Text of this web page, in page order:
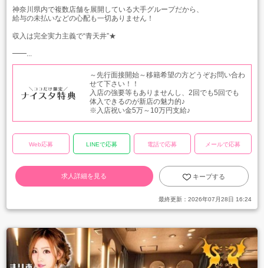
神奈川県内で複数店舗を展開している大手グループだから、
給与の未払いなどの心配も一切ありません！
収入は完全実力主義で“青天井”★
━━...
～先行面接開始～移籍希望の方どうぞお問い合わ
せて下さい！！
入店の強要等もありませんし、2回でも5回でも
体入できるのが新店の魅力的♪
※入店祝い金5万～10万円支給♪
Web応募 LINEで応募 電話で応募 メールで応募
求人詳細を見る キープする
最終更新： 2026年07月28日 16:24